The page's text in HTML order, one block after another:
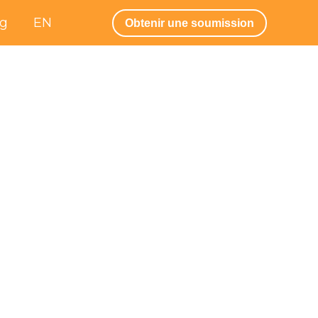
EN Obtenir une soumission